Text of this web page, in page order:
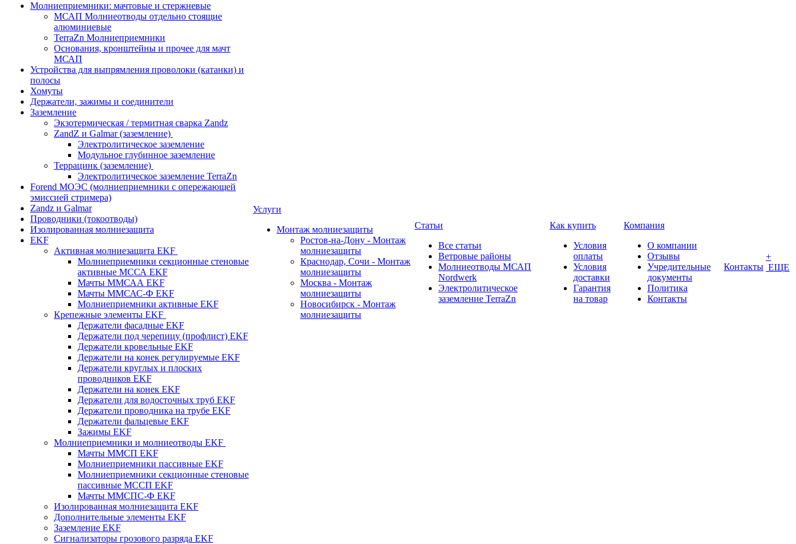
Молниеприемники: мачтовые и стержневые
МСАП Молниеотводы отдельно стоящие
алюминиевые
TerraZn Молниеприемники
Основания, кронштейны и прочее для мачт
МСАП
Устройства для выпрямления проволоки (катанки) и
полосы
Хомуты
Держатели, зажимы и соединители
Заземление
Экзотермическая / термитная сварка Zandz
ZandZ и Galmar (заземление)
Электролитическое заземление
Модульное глубинное заземление
Террацинк (заземление)
Электролитическое заземление TerraZn
Forend МОЭС (молниеприемники с опережающей
эмиссией стримера)
Zandz и Galmar
Проводники (токоотводы)
Изолированная молниезащита
EKF
Активная молниезащита EKF
Молниеприемники секционные стеновые
активные МССА EKF
Мачты ММСАА EKF
Мачты ММСАС-Ф EKF
Молниеприемники активные EKF
Крепежные элементы EKF
Держатели фасадные EKF
Держатели под черепицу (профлист) EKF
Держатели кровельные EKF
Держатели на конек регулируемые EKF
Держатели круглых и плоских
проводников EKF
Держатели на конек EKF
Держатели для водосточных труб EKF
Держатели проводника на трубе EKF
Держатели фальцевые EKF
Зажимы EKF
Молниеприемники и молниеотводы EKF
Мачты ММСП EKF
Молниеприемники пассивные EKF
Молниеприемники секционные стеновые
пассивные МССП EKF
Мачты ММСПС-Ф EKF
Изолированная молниезащита EKF
Дополнительные элементы EKF
Заземление EKF
Сигнализаторы грозового разряда EKF
Услуги
Монтаж молниезащиты
Ростов-на-Дону - Монтаж
молниезащиты
Краснодар, Сочи - Монтаж
молниезащиты
Москва - Монтаж
молниезащиты
Новосибирск - Монтаж
молниезащиты
Статьи
Все статьи
Ветровые районы
Молниеотводы МСАП
Nordwerk
Электролитическое
заземление TerraZn
Как купить
Условия
оплаты
Условия
доставки
Гарантия
на товар
Компания
О компании
Отзывы
Учредительные
документы
Политика
Контакты
Контакты
+
ЕЩЕ